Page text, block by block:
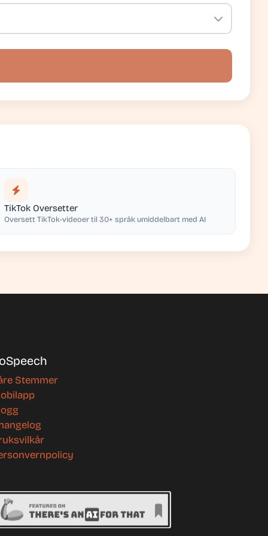
TikTok Oversetter
Oversett TikTok-videoer til 30+ språk umiddelbart med AI
Stemmer